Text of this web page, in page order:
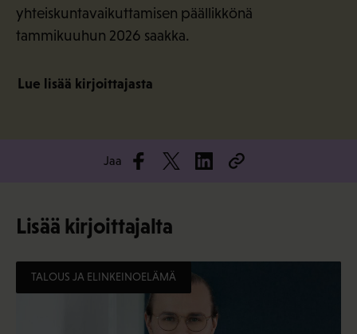
yhteiskuntavaikuttamisen päällikkönä
tammikuuhun 2026 saakka.
Lue lisää kirjoittajasta
Jaa
Lisää kirjoittajalta
TALOUS JA ELINKEINOELÄMÄ